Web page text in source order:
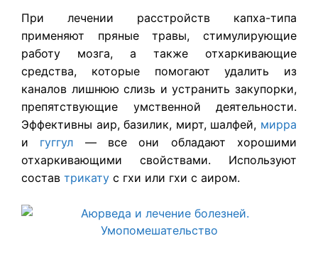
При лечении расстройств капха-типа
применяют пряные травы, стимулирующие
работу мозга, а также отхаркивающие
средства, которые помогают удалить из
каналов лишнюю слизь и устранить закупорки,
препятствующие умственной деятельности.
Эффективны аир, базилик, мирт, шалфей, мирра
и гуггул — все они обладают хорошими
отхаркивающими свойствами. Используют
состав трикату с гхи или гхи с аиром.